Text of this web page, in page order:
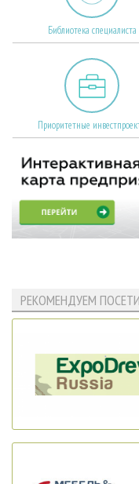
Библиотека специалиста
Приоритетные
РЕКОМЕНДУЕМ